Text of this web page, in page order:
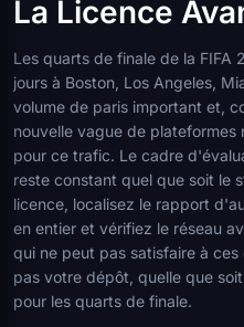
La Licence
Les quarts de finale de la
jours à Boston, Los Angeles,
volume de paris important et,
nouvelle vague de plateformes
pour ce trafic. Le cadre
reste constant quel que soit le
licence, localisez le rapport
en entier et vérifiez le réseau
qui ne peut pas satisfaire à
pas votre dépôt, quelle que
pour les quarts de finale.